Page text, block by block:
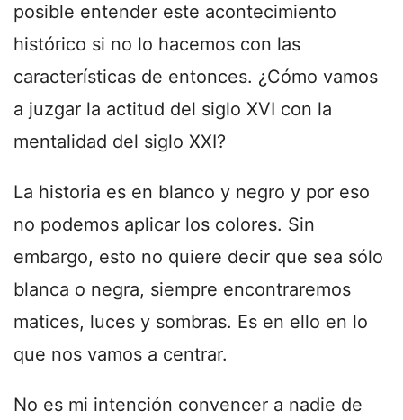
posible entender este acontecimiento
histórico si no lo hacemos con las
características de entonces. ¿Cómo vamos
a juzgar la actitud del siglo XVI con la
mentalidad del siglo XXI?
La historia es en blanco y negro y por eso
no podemos aplicar los colores. Sin
embargo, esto no quiere decir que sea sólo
blanca o negra, siempre encontraremos
matices, luces y sombras. Es en ello en lo
que nos vamos a centrar.
No es mi intención convencer a nadie de